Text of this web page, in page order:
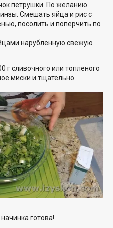
петрушки. По желанию
Смешать яйца и рис с
посолить и поперчить по
г сливочного или топленого
миски и тщательно